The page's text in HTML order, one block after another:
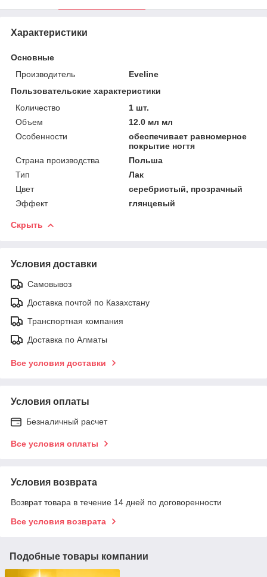
Характеристики
Основные
Производитель
Eveline
Пользовательские характеристики
Количество
1 шт.
Объем
12.0 мл мл
Особенности
обеспечивает равномерное
покрытие ногтя
Страна производства
Польша
Тип
Лак
Цвет
серебристый, прозрачный
Эффект
глянцевый
Скрыть
Условия доставки
Самовывоз
Доставка почтой по Казахстану
Транспортная компания
Доставка по Алматы
Все условия доставки
Условия оплаты
Безналичный расчет
Все условия оплаты
Условия возврата
Возврат товара в течение 14 дней по договоренности
Все условия возврата
Подобные товары компании